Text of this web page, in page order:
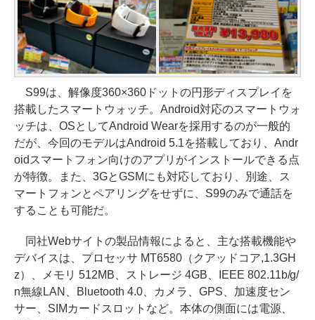
S99は、解像度360×360ドットの円形ディスプレイを
搭載したスマートウォッチ。Android対応のスマートウォ
ッチは、OSとしてAndroid Wearを採用するのが一般的
だが、今回のモデルはAndroid 5.1を搭載しており、Andr
oidスマートフォン向けのアプリがインストールできる点
が特徴。また、3GとGSMにも対応しており、別途、ス
マートフォンとペアリングをせずに、S99のみで通話を
することも可能だ。
同社Webサイトの製品情報によると、主な搭載機能や
デバイスは、プロセッサ MT6580（クアッドコア,1.3GH
z）、メモリ 512MB、ストレージ 4GB、IEEE 802.11b/g/
n無線LAN、Bluetooth 4.0、カメラ、GPS、加速度セン
サー、SIMカードスロットなど。本体の側面には電源、